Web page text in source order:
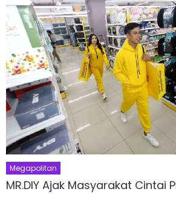
Megapolitan
MR.DIY Ajak Masyarakat Cintai